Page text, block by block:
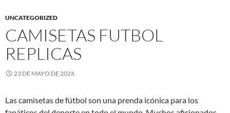
UNCATEGORIZED
CAMISETAS FUTBOL
REPLICAS
23 DE MAYO DE 2024
Las camisetas de fútbol son una prenda icónica para los